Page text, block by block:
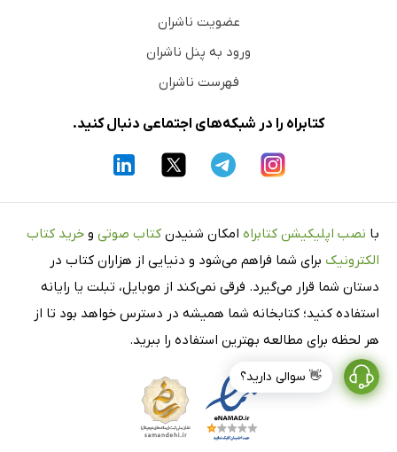
👋 سوالی دارید؟
عضویت ناشران
ورود به پنل ناشران
فهرست ناشران
کتابراه را در شبکه‌های اجتماعی دنبال کنید.
با نصب اپلیکیشن کتابراه امکان شنیدن کتاب صوتی و خرید کتاب
الکترونیک برای شما فراهم می‌شود و دنیایی از هزاران کتاب در
دستان شما قرار می‌گیرد. فرقی نمی‌کند از موبایل، تبلت یا رایانه
استفاده کنید؛ کتابخانه شما همیشه در دسترس خواهد بود تا از
هر لحظه برای مطالعه بهترین استفاده را ببرید.